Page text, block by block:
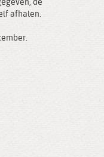
de
afhalen.